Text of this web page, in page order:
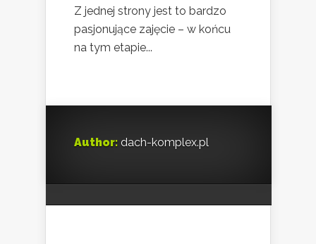
Z jednej strony jest to bardzo
pasjonujące zajęcie – w końcu
na tym etapie...
Author: dach-komplex.pl